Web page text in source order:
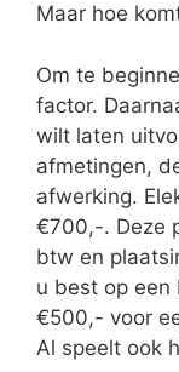
Maar hoe
Om te
factor.
wilt laten
afmetingen,
afwerking.
€700,-. Deze
btw en
u best op
€500,- voor
Al speelt ook